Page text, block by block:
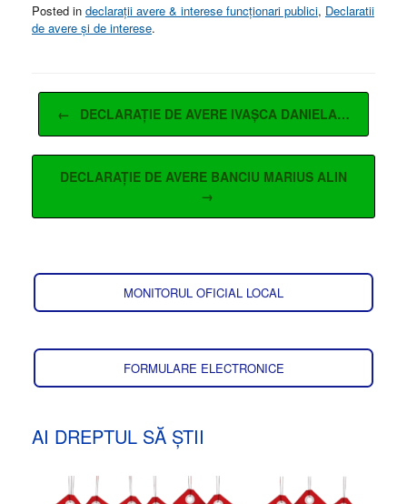
Posted in declarații avere & interese funcționari publici, Declaratii
de avere și de interese.
Post navigation
← DECLARAȚIE DE AVERE IVAȘCA DANIELA…
DECLARAȚIE DE AVERE BANCIU MARIUS ALIN
→
MONITORUL OFICIAL LOCAL
FORMULARE ELECTRONICE
AI DREPTUL SĂ ȘTII